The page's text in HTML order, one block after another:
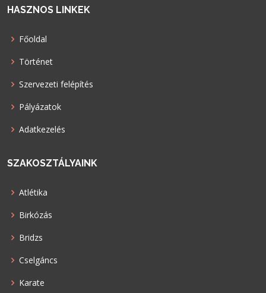
HASZNOS LINKEK
Főoldal
Történet
Szervezeti felépítés
Pályázatok
Adatkezelés
SZAKOSZTÁLYAINK
Atlétika
Birkózás
Bridzs
Cselgáncs
Karate